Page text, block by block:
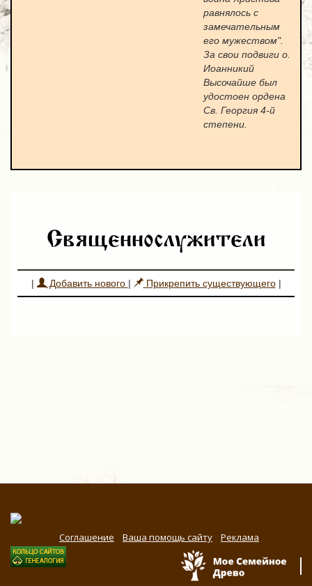
равнялось с
замечательным
его мужеством".
За свои подвиги о.
Иоанникий
Высочайше был
удостоен ордена
Св. Георгия 4-й
степени.
Священнослужители
| Добавить нового | Прикрепить существующего|
Соглашение Ваша помощь сайту Реклама